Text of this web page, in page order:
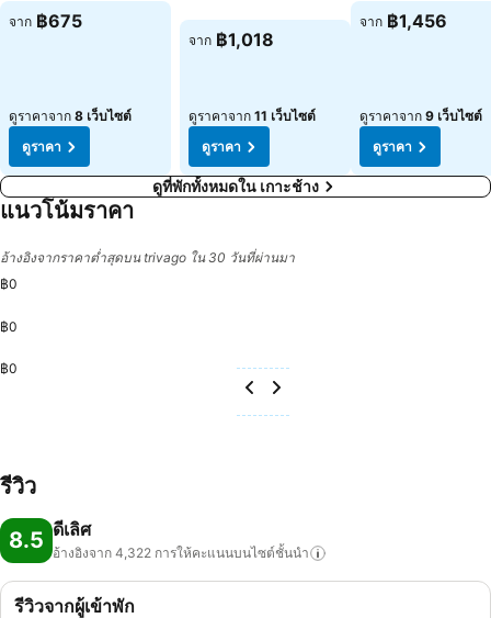
ดูราคา
จาก ฿675
ดูราคาจาก 8 เว็บไซต์
ดูราคา
ดูราคา
จาก ฿1,018
ดูราคาจาก 11 เว็บไซต์
ดูราคา
ดูราคา
จาก ฿1,456
ดูราคาจาก 9 เว็บไซต์
ดูราคา
ดูที่พักทั้งหมดใน เกาะช้าง
แนวโน้มราคา
อ้างอิงจากราคาต่ำสุดบน trivago ใน 30 วันที่ผ่านมา
฿0
฿0
฿0
รีวิว
8.5 ดีเลิศ
อ้างอิงจาก 4,322 การให้คะแนนบนไซต์ชั้นนำ
รีวิวจากผู้เข้าพัก